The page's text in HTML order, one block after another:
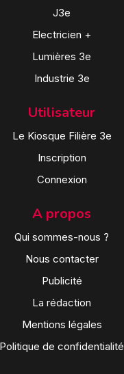
J3e
Electricien +
Lumières 3e
Industrie 3e
Utilisateur
Le Kiosque Filière 3e
Inscription
Connexion
A propos
Qui sommes-nous ?
Nous contacter
Publicité
La rédaction
Mentions légales
Politique de confidentialité